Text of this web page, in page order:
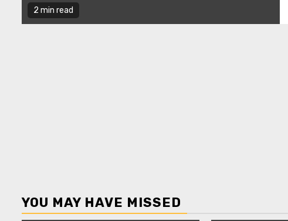
2 min read
YOU MAY HAVE MISSED